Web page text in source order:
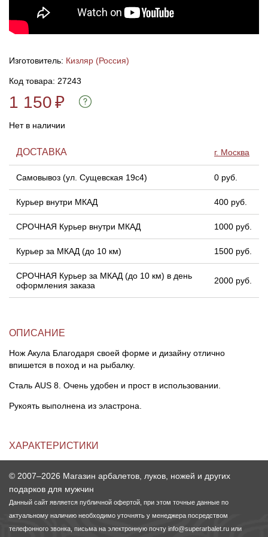
Изготовитель: Кизляр (Россия)
Код товара: 27243
1 150₽
Нет в наличии
ДОСТАВКА г. Москва
Самовывоз (ул. Сущевская 19с4) 0 руб.
Курьер внутри МКАД 400 руб.
СРОЧНАЯ Курьер внутри МКАД 1000 руб.
Курьер за МКАД (до 10 км) 1500 руб.
СРОЧНАЯ Курьер за МКАД (до 10 км) в день
оформления заказа
2000 руб.
ОПИСАНИЕ
Нож Акула Благодаря своей форме и дизайну отлично
впишется в поход и на рыбалку.
Сталь AUS 8. Очень удобен и прост в использовании.
Рукоять выполнена из эластрона.
ХАРАКТЕРИСТИКИ
© 2007–2026 Магазин арбалетов, луков, ножей и других
подарков для мужчин
Данный сайт является публичной офертой, при этом точные данные по
актуальному наличию необходимо уточнять у менеджера посредством
телефонного звонка, письма на электронную почту info@superarbalet.ru или
Линейки для настройки лука
Полочки для лука
Киссеры для лука
Охотничьи ножи
Ножи складные